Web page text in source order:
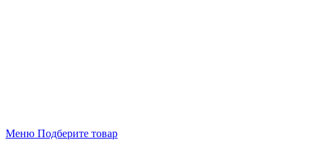
Меню Подберите товар